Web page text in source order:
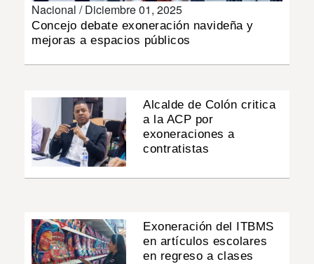
Nacional /Diciembre 01, 2025
Concejo debate exoneración navideña y
mejoras a espacios públicos
Alcalde de Colón critica
a la ACP por
exoneraciones a
contratistas
Exoneración del ITBMS
en artículos escolares
en regreso a clases